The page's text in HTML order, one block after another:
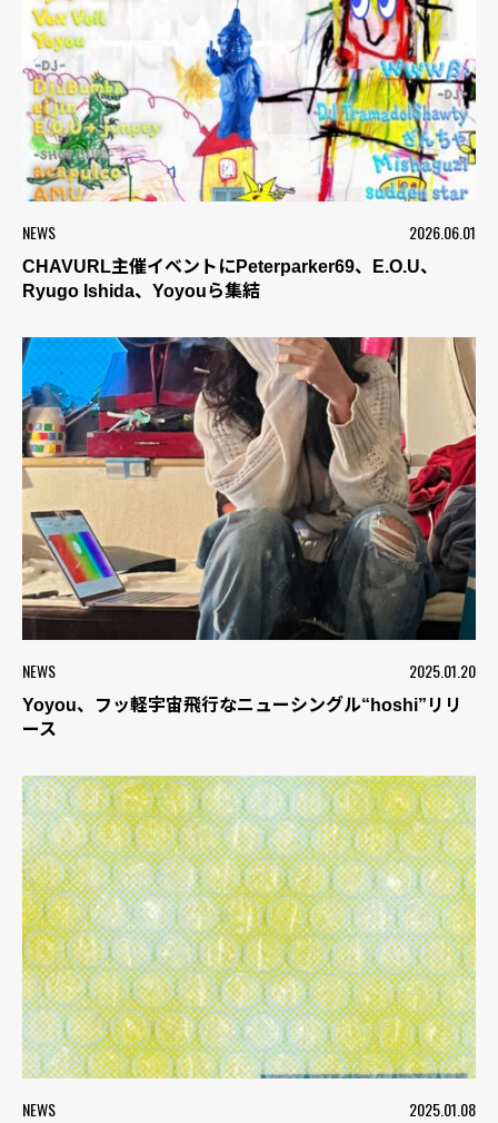
NEWS 2026.06.01
CHAVURL主催イベントにPeterparker69、E.O.U、
Ryugo Ishida、Yoyouら集結
NEWS 2025.01.20
Yoyou、フッ軽宇宙飛行なニューシングル“hoshi”リリ
ース
NEWS 2025.01.08